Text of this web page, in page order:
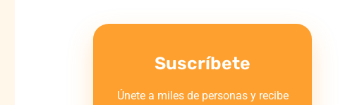
Suscríbete
Únete a miles de personas y recibe